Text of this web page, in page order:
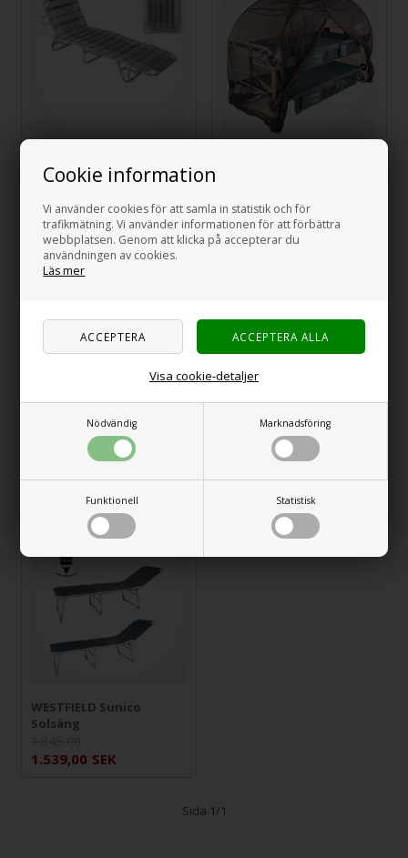
Cookie information
Vi använder cookies för att samla in statistik och för
trafikmätning. Vi använder informationen för att förbättra
webbplatsen. Genom att klicka på accepterar du
användningen av cookies.
Läs mer
Nödvändig Marknadsföring
Funktionell Statistisk
Visa cookie-detaljer
blå/vit
925,00 SEK 1.185,00 SEK
PINGUIN Fältsäng
Grön XL (210 x 80 cm)
1.695,00 SEK
WESTFIELD
HighStreak, Solsäng
1.999,00 SEK
WESTFIELD Sunico
Solsäng
1.539,00 SEK
Sida 1/1